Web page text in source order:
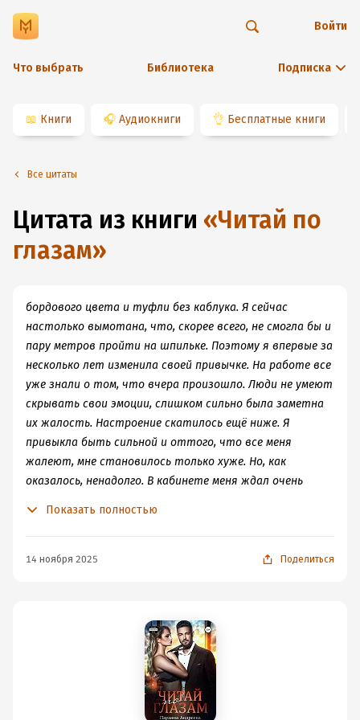
Что выбрать Библиотека Подписка
Войти
📖 Книги 🎧 Аудиокниги 👌 Бесплатные книги
Все цитаты
Цитата из книги «Читай по
глазам»
бордового цвета и туфли без каблука. Я сейчас
настолько вымотана, что, скорее всего, не смогла бы и
пару метров пройти на шпильке. Поэтому я впервые за
несколько лет изменила своей привычке. На работе все
уже знали о том, что вчера произошло. Люди не умеют
скрывать свои эмоции, слишком сильно была заметна
их жалость. Настроение скатилось ещё ниже. Я
привыкла быть сильной и оттого, что все меня
жалеют, мне становилось только хуже. Но, как
оказалось, ненадолго. В кабинете меня ждал очень
душе, что впервые за семь лет я набрала по памяти
Вячеславович! – я постаралась говорить спокойно, но
мой голос дрожал от волнения. Про руки я вообще
молчу. Они тряслись, как будто я запойная
алкоголичка. Я знаю, о чём говорю. Выросла в
окружении таких людей. Наш дом был в
Показать полностью
14 ноября 2025 Поделиться